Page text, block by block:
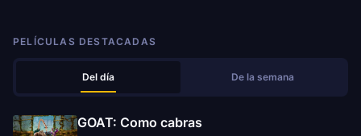
PELÍCULAS DESTACADAS
Del día De la semana
GOAT: Como cabras